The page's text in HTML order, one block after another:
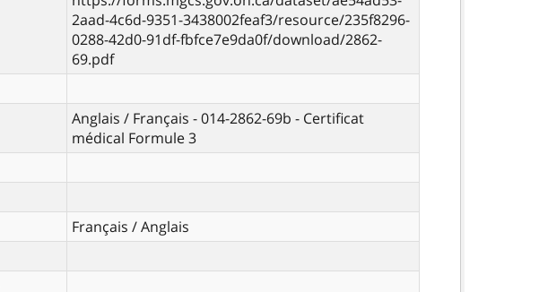
2aad-4c6d-9351-3438002feaf3/resource/235f8296-
0288-42d0-91df-fbfce7e9da0f/download/2862-
69.pdf
Anglais / Français - 014-2862-69b - Certificat
médical Formule 3
Français / Anglais